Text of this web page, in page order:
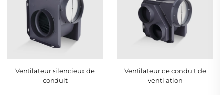
Ventilateur silencieux de
conduit
Ventilateur de conduit de
ventilation